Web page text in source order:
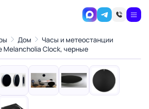
Дом
Часы и метеостанции
Melancholia Clock, черные
›